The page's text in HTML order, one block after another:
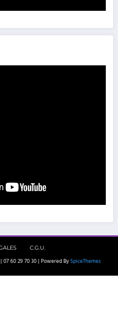
C.G.U.
07 60 29 70 30 | Powered By SpiceThemes